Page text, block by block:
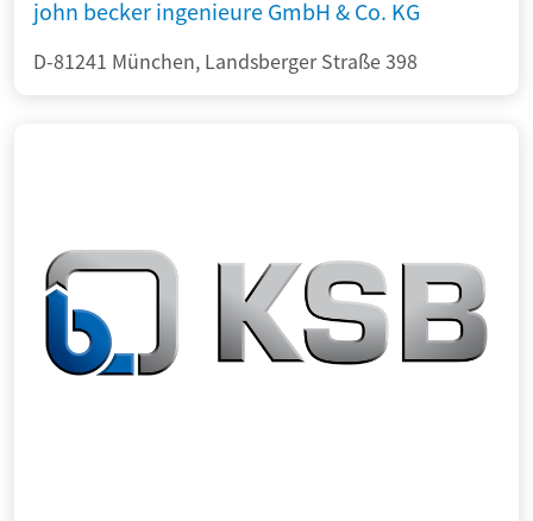
john becker ingenieure GmbH & Co. KG
D-81241 München, Landsberger Straße 398